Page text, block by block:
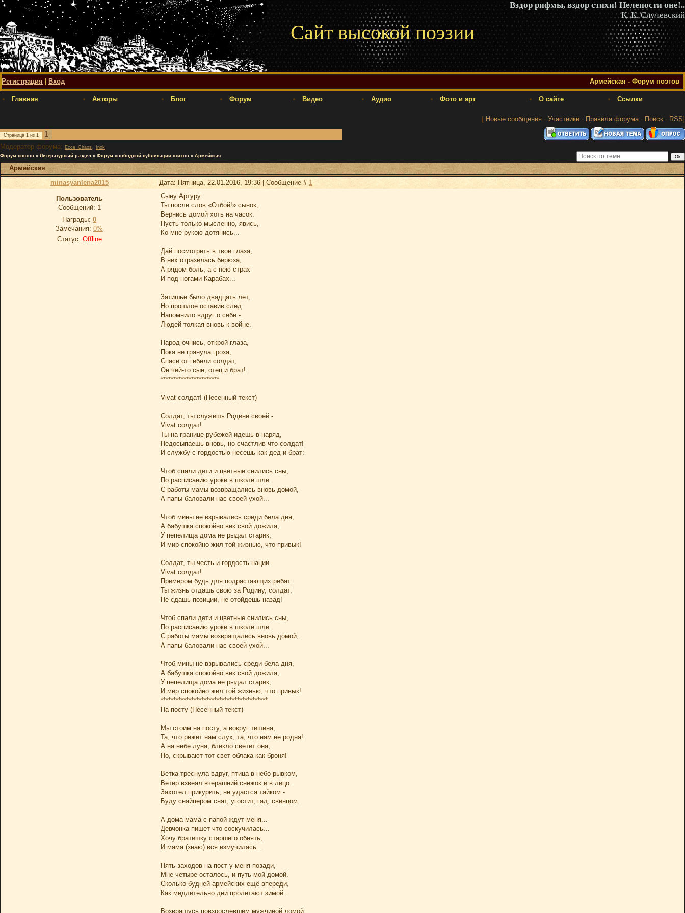
Вздор рифмы, вздор стихи! Нелепости оне!..
К. К. Случевский
Сайт высокой поэзии
Регистрация Вход Армейская - Форум поэтов
Главная Авторы Блог Форум Видео Аудио Фото и арт О сайте Ссылки
[ Новые сообщения · Участники · Правила форума· Поиск · RSS]
Страница 1 из 1
1
Модератор форума: Ecce_Chaos ,
Inok
Форум поэтов » Литературный раздел » Форум свободной публикации стихов » Армейская
Армейская
minasyanlena2015
Дата: Пятница, 22.01.2016, 19:36 | Сообщение # 1
Пользователь
Сообщений: 1
Награды: 0
Замечания: 0%
Статус: Offline
Сыну Артуру
Ты после слов:«Отбой!» сынок,
Вернись домой хоть на часок.
Пусть только мысленно, явись,
Ко мне рукою дотянись...
Дай посмотреть в твои глаза,
В них отразилась бирюза,
А рядом боль, а с нею страх
И под ногами Карабах...
Затишье было двадцать лет,
Но прошлое оставив след
Напомнило вдруг о себе -
Людей толкая вновь к войне.
Народ очнись, открой глаза,
Пока не грянула гроза,
Спаси от гибели солдат,
Он чей-то сын, отец и брат!
***********************
Vivat солдат! (Песенный текст)
Солдат, ты служишь Родине своей -
Vivat солдат!
Ты на границе рубежей идешь в наряд,
Недосыпаешь вновь, но счастлив что солдат!
И службу с гордостью несешь как дед и брат:
Чтоб спали дети и цветные снились сны,
По расписанию уроки в школе шли.
С работы мамы возвращались вновь домой,
А папы баловали нас своей ухой...
Чтоб мины не взрывались среди бела дня,
А бабушка спокойно век свой дожила,
У пепелища дома не рыдал старик,
И мир спокойно жил той жизнью, что привык!
Солдат, ты честь и гордость нации -
Vivat солдат!
Примером будь для подрастающих ребят.
Ты жизнь отдашь свою за Родину, солдат,
Не сдашь позиции, не отойдешь назад!
Чтоб спали дети и цветные снились сны,
По расписанию уроки в школе шли.
С работы мамы возвращались вновь домой,
А папы баловали нас своей ухой...
Чтоб мины не взрывались среди бела дня,
А бабушка спокойно век свой дожила,
У пепелища дома не рыдал старик,
И мир спокойно жил той жизнью, что привык!
******************************************
На посту (Песенный текст)
Мы стоим на посту, а вокруг тишина,
Та, что режет нам слух, та, что нам не родня!
А на небе луна, блёкло светит она,
Но, скрывают тот свет облака как броня!
Ветка треснула вдруг, птица в небо рывком,
Ветер взвеял вчерашний снежок и в лицо.
Захотел прикурить, не удастся тайком -
Буду снайпером снят, угостит, гад, свинцом.
А дома мама с папой ждут меня...
Девчонка пишет что соскучилась...
Хочу братишку старшего обнять,
И мама (знаю) вся измучилась...
Пять заходов на пост у меня позади,
Мне четыре осталось, и путь мой домой.
Сколько будней армейских ещё впереди,
Как медлительно дни пролетают зимой...
Возвращусь повзрослевшим мужчиной домой,